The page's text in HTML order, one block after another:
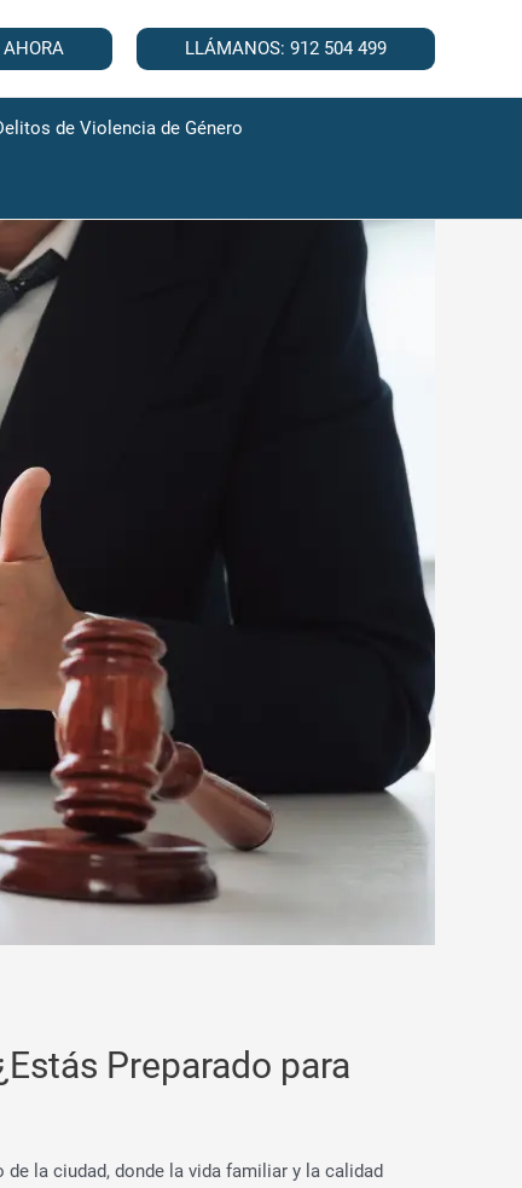
LLÁMANOS: 912 504 499
de Violencia de Género
Preparado para
la ciudad, donde la vida familiar y la calidad